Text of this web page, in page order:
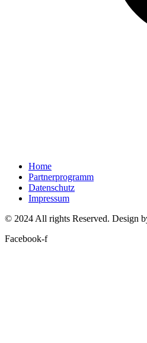
Home
Partnerprogramm
Datenschutz
Impressum
© 2024 All rights Reserved. Design
Facebook-f